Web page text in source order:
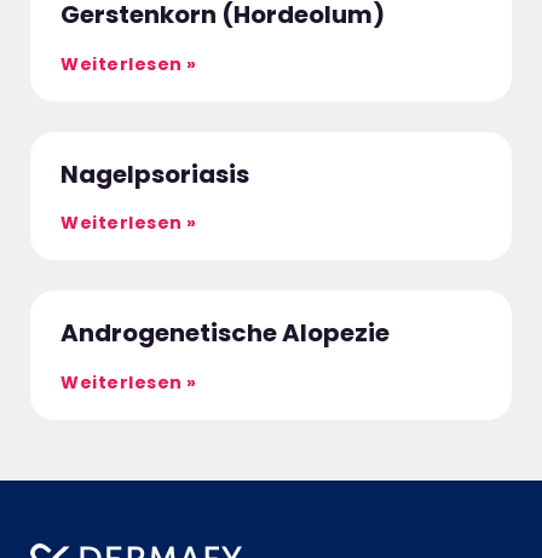
Gerstenkorn (Hordeolum)
Weiterlesen »
Nagelpsoriasis
Weiterlesen »
Androgenetische Alopezie
Weiterlesen »